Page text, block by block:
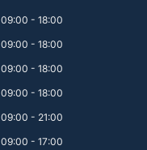
09:00 - 18:00
09:00 - 18:00
09:00 - 18:00
09:00 - 18:00
09:00 - 21:00
09:00 - 17:00